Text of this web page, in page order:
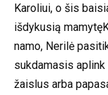
Karoliui, o šis
išdykusią
namo, Nerilė
sukdamasis
žaislus arba